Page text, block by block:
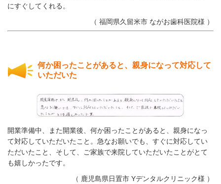
にすぐしてくれる。
（ 福岡県久留米市 ながお歯科医院様 ）
何か困ったことがあると、親身になって対応して
いただいた
開業準備中、また開業後、何か困ったことがあると、親身になっ
て対応していただいたこと。急なお願いでも、すぐに対応してい
ただいたこと、そして、ご家族で来院していただいたことがとて
も嬉しかったです。
（ 鹿児島県日置市 Yデンタルクリニック様 ）